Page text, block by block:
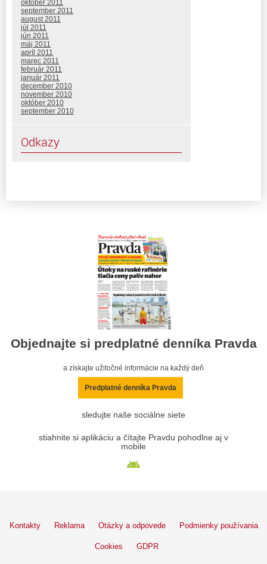
október 2011
september 2011
august 2011
júl 2011
jún 2011
máj 2011
apríl 2011
marec 2011
február 2011
január 2011
december 2010
november 2010
október 2010
september 2010
Odkazy
Objednajte si predplatné denníka Pravda
a získajte užitočné informácie na každý deň
Predplatné denníka Pravda
sledujte naše sociálne siete
stiahnite si aplikáciu a čítajte Pravdu pohodlne aj v
mobile
Kontakty Reklama Otázky a odpovede Podmienky používania
Cookies GDPR